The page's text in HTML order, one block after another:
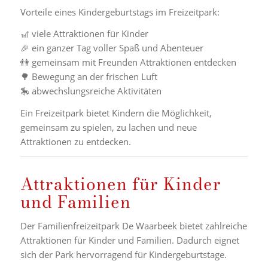
Vorteile eines Kindergeburtstags im Freizeitpark:
🎢 viele Attraktionen für Kinder
🎉 ein ganzer Tag voller Spaß und Abenteuer
👫 gemeinsam mit Freunden Attraktionen entdecken
🌳 Bewegung an der frischen Luft
🎠 abwechslungsreiche Aktivitäten
Ein Freizeitpark bietet Kindern die Möglichkeit,
gemeinsam zu spielen, zu lachen und neue
Attraktionen zu entdecken.
Attraktionen für Kinder
und Familien
Der Familienfreizeitpark De Waarbeek bietet zahlreiche
Attraktionen für Kinder und Familien. Dadurch eignet
sich der Park hervorragend für Kindergeburtstage.